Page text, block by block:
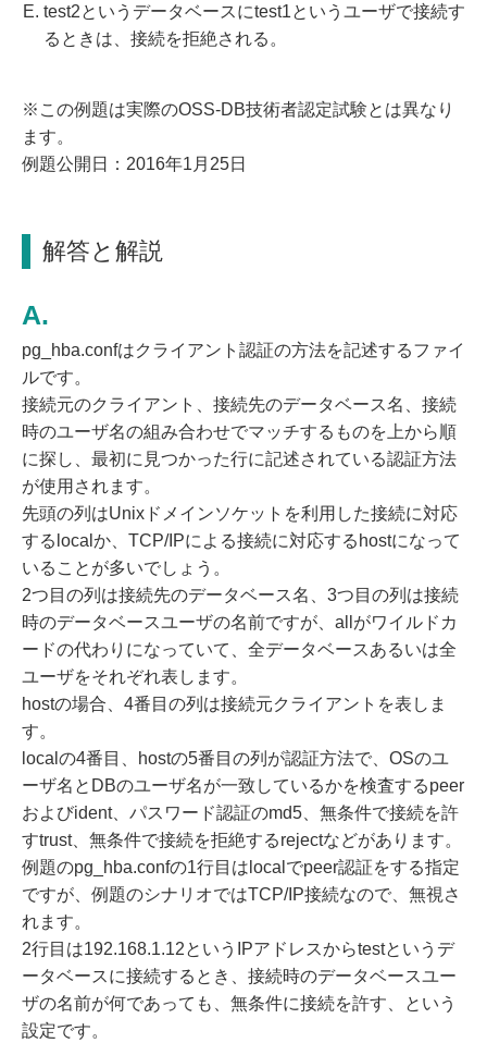
test2というデータベースにtest1というユーザで接続す
るときは、接続を拒絶される。
※この例題は実際のOSS-DB技術者認定試験とは異なり
ます。
例題公開日：2016年1月25日
解答と解説
pg_hba.confはクライアント認証の方法を記述するファイ
ルです。
接続元のクライアント、接続先のデータベース名、接続
時のユーザ名の組み合わせでマッチするものを上から順
に探し、最初に見つかった行に記述されている認証方法
が使用されます。
先頭の列はUnixドメインソケットを利用した接続に対応
するlocalか、TCP/IPによる接続に対応するhostになって
いることが多いでしょう。
2つ目の列は接続先のデータベース名、3つ目の列は接続
時のデータベースユーザの名前ですが、allがワイルドカ
ードの代わりになっていて、全データベースあるいは全
ユーザをそれぞれ表します。
hostの場合、4番目の列は接続元クライアントを表しま
す。
localの4番目、hostの5番目の列が認証方法で、OSのユ
ーザ名とDBのユーザ名が一致しているかを検査するpeer
およびident、パスワード認証のmd5、無条件で接続を許
すtrust、無条件で接続を拒絶するrejectなどがあります。
例題のpg_hba.confの1行目はlocalでpeer認証をする指定
ですが、例題のシナリオではTCP/IP接続なので、無視さ
れます。
2行目は192.168.1.12というIPアドレスからtestというデ
ータベースに接続するとき、接続時のデータベースユー
ザの名前が何であっても、無条件に接続を許す、という
設定です。